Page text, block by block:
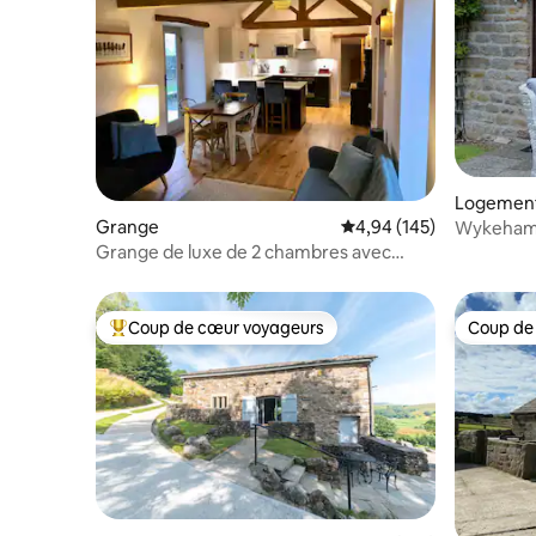
Grange Évaluation moyenne
4,94 (145)
Grange de luxe de 2 chambres avec
Coups de cœur voyageurs les plus appréciés
Coup de cœur voyageurs Coup
Coup